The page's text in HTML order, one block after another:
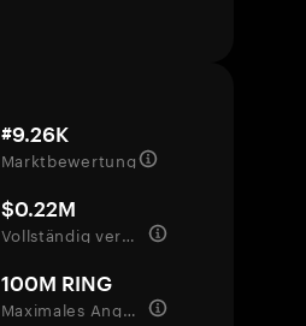
#9.26K
Marktbewertung
$0.22M
Vollständig verwässerte Bewertung
100M RING
Maximales Angebot